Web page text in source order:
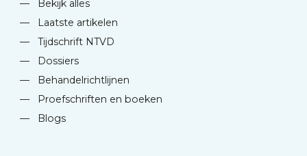
—
Bekijk alles
—
Laatste artikelen
—
Tijdschrift NTVD
—
Dossiers
—
Behandelrichtlijnen
—
Proefschriften en boeken
—
Blogs